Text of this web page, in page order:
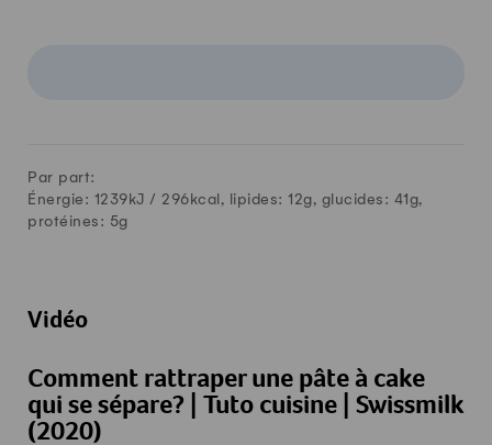
Par part:
Énergie: 1239kJ / 296 kcal, lipides: 12g, glucides: 41 g,
protéines: 5g
Vidéo
Comment rattraper une pâte à cake
qui se sépare? | Tuto cuisine | Swissmilk
(2020)